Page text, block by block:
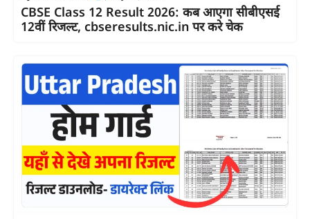
CBSE Class 12 Result 2026: कब आएगा सीबीएसई
12वीं रिजल्ट, cbseresults.nic.in पर करे चेक